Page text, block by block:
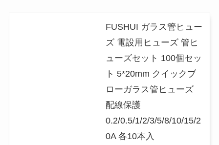
FUSHUI ガラス管ヒュー
ズ 電設用ヒューズ 管ヒ
ューズセット 100個セッ
ト 5*20mm クイックブ
ローガラス管ヒューズ
配線保護
0.2/0.5/1/2/3/5/8/10/15/2
0A 各10本入